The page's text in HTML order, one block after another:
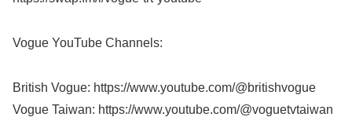
Vogue YouTube Channels:
British Vogue: https://www.youtube.com/@britishvogue
Vogue Taiwan: https://www.youtube.com/@voguetvtaiwan